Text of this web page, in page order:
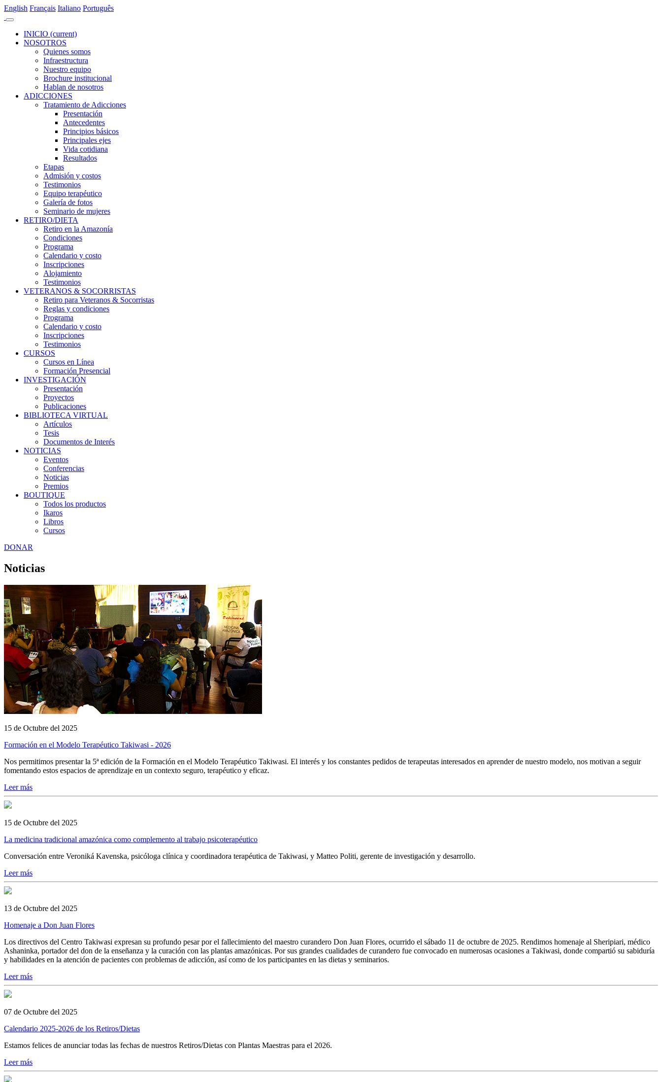
English Français Italiano Português
INICIO (current)
NOSOTROS
Quienes somos
Infraestructura
Nuestro equipo
Brochure institucional
Hablan de nosotros
ADICCIONES
Tratamiento de Adicciones
Presentación
Antecedentes
Principios básicos
Principales ejes
Vida cotidiana
Resultados
Etapas
Admisión y costos
Testimonios
Equipo terapéutico
Galería de fotos
Seminario de mujeres
RETIRO/DIETA
Retiro en la Amazonía
Condiciones
Programa
Calendario y costo
Inscripciones
Alojamiento
Testimonios
VETERANOS & SOCORRISTAS
Retiro para Veteranos & Socorristas
Reglas y condiciones
Programa
Calendario y costo
Inscripciones
Testimonios
CURSOS
Cursos en Línea
Formación Presencial
INVESTIGACIÓN
Presentación
Proyectos
Publicaciones
BIBLIOTECA VIRTUAL
Artículos
Tesis
Documentos de Interés
NOTICIAS
Eventos
Conferencias
Noticias
Premios
BOUTIQUE
Todos los productos
Ikaros
Libros
Cursos
DONAR
Noticias
15 de Octubre del 2025
Formación en el Modelo Terapéutico Takiwasi - 2026
Nos permitimos presentar la 5ª edición de la Formación en el Modelo Terapéutico Takiwasi. El interés y los constantes pedidos de terapeutas interesados en aprender de nuestro modelo, nos motivan a seguir
fomentando estos espacios de aprendizaje en un contexto seguro, terapéutico y eficaz.
Leer más
15 de Octubre del 2025
La medicina tradicional amazónica como complemento al trabajo psicoterapéutico
Conversación entre Veroniká Kavenska, psicóloga clínica y coordinadora terapéutica de Takiwasi, y Matteo Politi, gerente de investigación y desarrollo.
Leer más
13 de Octubre del 2025
Homenaje a Don Juan Flores
Los directivos del Centro Takiwasi expresan su profundo pesar por el fallecimiento del maestro curandero Don Juan Flores, ocurrido el sábado 11 de octubre de 2025. Rendimos homenaje al Sheripiari, médico
Ashaninka, portador del don de la enseñanza y la curación con las plantas amazónicas. Por sus grandes cualidades de curandero fue convocado en numerosas ocasiones a Takiwasi, donde compartió su sabiduría
y habilidades en la atención de pacientes con problemas de adicción, así como de los participantes en las dietas y seminarios.
Leer más
07 de Octubre del 2025
Calendario 2025-2026 de los Retiros/Dietas
Estamos felices de anunciar todas las fechas de nuestros Retiros/Dietas con Plantas Maestras para el 2026.
Leer más